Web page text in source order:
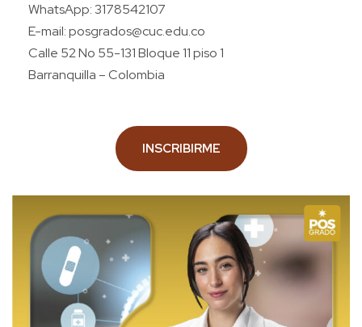
WhatsApp: 3178542107
E-mail: posgrados@cuc.edu.co
Calle 52 No 55-131 Bloque 11 piso 1
Barranquilla – Colombia
INSCRIBIRME